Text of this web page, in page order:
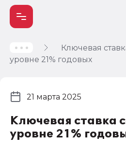
Ключевая
уровне 21% годовых
Ключевая ставка
уровне 21%
21 марта 2025
Учет и
налогообложение